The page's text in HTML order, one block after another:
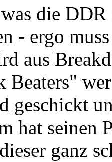
die
- ergo
aus
Beaters"
geschickt
hat seinen
ganz